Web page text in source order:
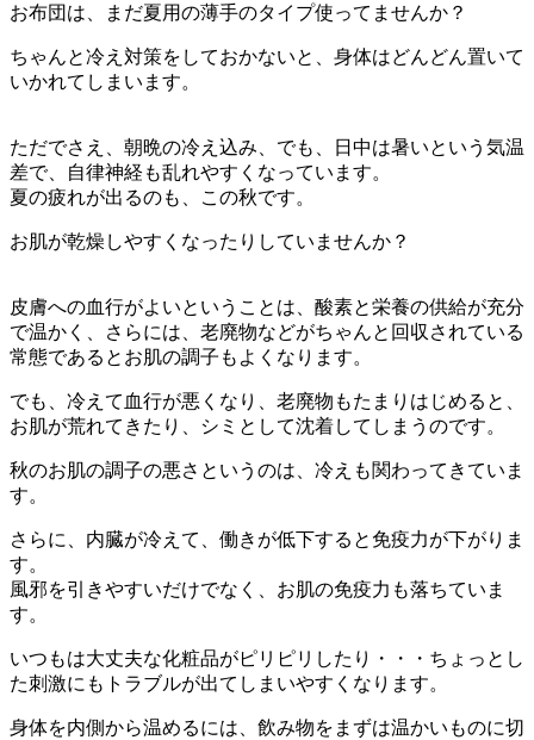
お布団は、まだ夏用の薄手のタイプ使ってませんか？
ちゃんと冷え対策をしておかないと、身体はどんどん置いて
いかれてしまいます。
ただでさえ、朝晩の冷え込み、でも、日中は暑いという気温
差で、自律神経も乱れやすくなっています。
夏の疲れが出るのも、この秋です。
お肌が乾燥しやすくなったりしていませんか？
皮膚への血行がよいということは、酸素と栄養の供給が充分
で温かく、さらには、老廃物などがちゃんと回収されている
常態であるとお肌の調子もよくなります。
でも、冷えて血行が悪くなり、老廃物もたまりはじめると、
お肌が荒れてきたり、シミとして沈着してしまうのです。
秋のお肌の調子の悪さというのは、冷えも関わってきていま
す。
さらに、内臓が冷えて、働きが低下すると免疫力が下がりま
す。
風邪を引きやすいだけでなく、お肌の免疫力も落ちていま
す。
いつもは大丈夫な化粧品がピリピリしたり・・・ちょっとし
た刺激にもトラブルが出てしまいやすくなります。
身体を内側から温めるには、飲み物をまずは温かいものに切